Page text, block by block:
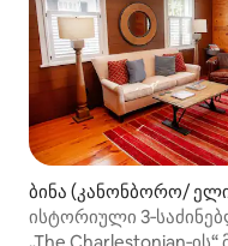
ბინა (კანონბორო/
ბორო)
ისტორიული
2 სრული სააბაზანო | 6